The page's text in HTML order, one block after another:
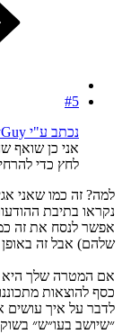
#5
נכתב ע"י MoneyGuy:
אני כן שואף
לחץ כדי
למה? זה כמו שאני
נקראו בתיבת
אפשר לנסח את זה
שלהם) אבל זה
אם המטרה שלך היא
כסף להוצאות
לדבר על איך
״שיושב בעו״ש״ בשוק